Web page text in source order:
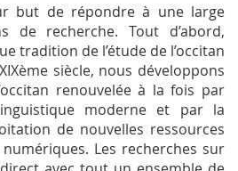
but de répondre à une large
de recherche. Tout d’abord,
tradition de l’étude de l’occitan
siècle, nous développons
renouvelée à la fois par
moderne et par la
de nouvelles ressources
Les recherches sur